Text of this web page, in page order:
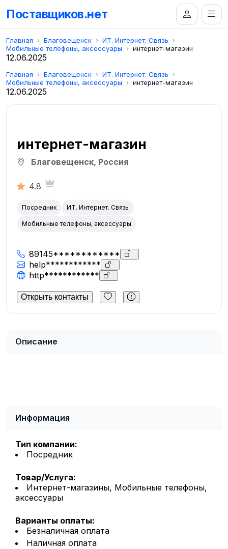
Поставщиков.нет
Главная Благовещенск
ИТ. Интернет. Связь
Мобильные телефоны, аксессуары
интернет-магазин
12.06.2025
Главная Благовещенск
ИТ. Интернет. Связь
Мобильные телефоны, аксессуары
интернет-магазин
12.06.2025
интернет-магазин
Благовещенск, Россия
4.8
Посредник ИТ. Интернет. Связь
Мобильные телефоны, аксессуары
89145************
help************
http************
Открыть контакты
Описание
Информация
Тип компании:
Посредник
Товар/Услуга:
Интернет-магазины, Мобильные телефоны,
аксессуары
Варианты оплаты:
Безналичная оплата
Наличная оплата